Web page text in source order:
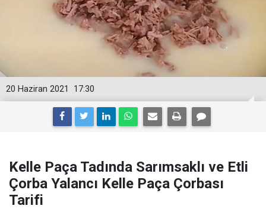
17:30
20 Haziran 2021
Kelle Paça Tadında Sarımsaklı ve Etli
Çorba Yalancı Kelle Paça Çorbası
Tarifi